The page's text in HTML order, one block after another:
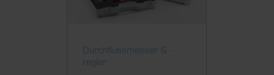
Durch­fluss­messer & ­-
regler